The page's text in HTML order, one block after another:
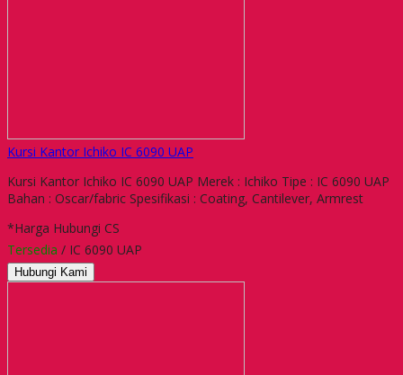
Kursi Kantor Ichiko IC 6090 UAP
Kursi Kantor Ichiko IC 6090 UAP Merek : Ichiko Tipe : IC 6090 UAP
Bahan : Oscar/fabric Spesifikasi : Coating, Cantilever, Armrest
*Harga Hubungi CS
Tersedia / IC 6090 UAP
Hubungi Kami